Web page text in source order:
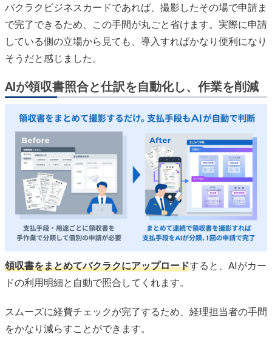
バクラクビジネスカードであれば、撮影したその場で申請ま
で完了できるため、この手間が丸ごと省けます。実際に申請
している側の立場から見ても、導入すればかなり便利になり
そうだと感じました。
AIが領収書照合と仕訳を自動化し、作業を削減
領収書をまとめてバクラクにアップロードすると、AIがカー
ドの利用明細と自動で照合してくれます。
スムーズに経費チェックが完了するため、経理担当者の手間
をかなり減らすことができます。